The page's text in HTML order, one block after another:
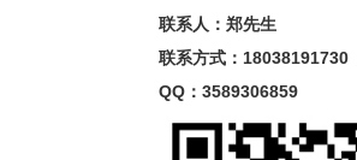
联系人：郑先生
联系方式：18038191730
QQ：3589306859